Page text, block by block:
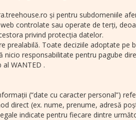
și pentru subdomeniile
controlate sau operate de terți,
privind protecția datelor.
Toate deciziile adoptate pe
responsabilitate pentru pagube
WANTED .
(“date cu caracter personal”)
direct (ex. nume, prenume, adresă
indicate pentru fiecare dintre